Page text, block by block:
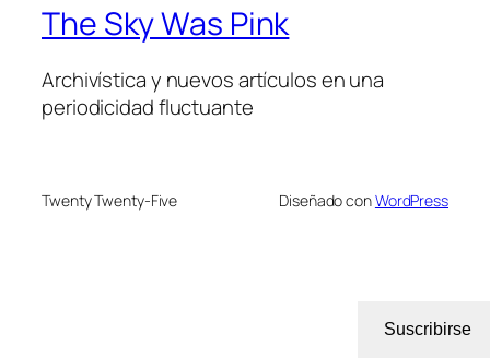
The Sky Was Pink
Archivística y nuevos artículos en una
periodicidad fluctuante
Twenty Twenty-Five Diseñado conWordPress
Suscribirse